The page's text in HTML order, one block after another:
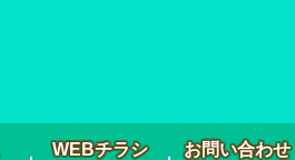
WEBチラシ お問い合わせ